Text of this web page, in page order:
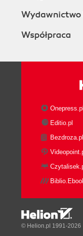
Wydawnictwo
Współpraca
Onepress.pl
Editio.pl
Bezdroza.pl
© Helion.pl 1991-2026